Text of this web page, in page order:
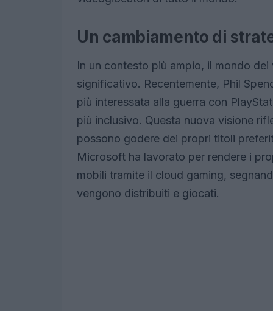
Un cambiamento di
In un contesto più ampio, il mondo
significativo. Recentemente, Phil
più interessata alla guerra con
più inclusivo. Questa nuova visione
possono godere dei propri titoli
Microsoft ha lavorato per rendere i
mobili tramite il cloud gaming,
vengono distribuiti e giocati.